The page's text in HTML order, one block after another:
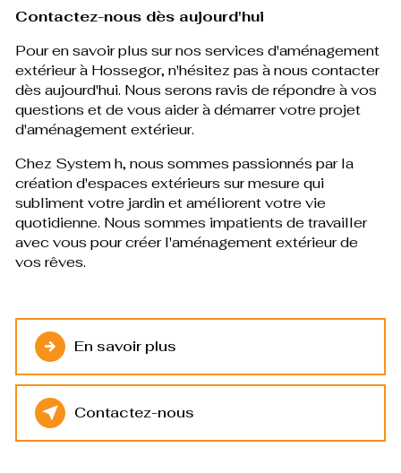
Contactez-nous dès aujourd'hui
Pour en savoir plus sur nos services d'aménagement
extérieur à Hossegor, n'hésitez pas à nous contacter
dès aujourd'hui. Nous serons ravis de répondre à vos
questions et de vous aider à démarrer votre projet
d'aménagement extérieur.
Chez System h, nous sommes passionnés par la
création d'espaces extérieurs sur mesure qui
subliment votre jardin et améliorent votre vie
quotidienne. Nous sommes impatients de travailler
avec vous pour créer l'aménagement extérieur de
vos rêves.
En savoir plus
Contactez-nous